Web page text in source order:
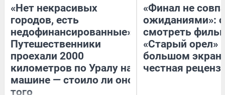
«Нет некрасивых
городов, есть
недофинансированные».
Путешественники
проехали 2000
километров по Уралу на
машине — стоило ли оно
того
«Финал не
ожиданиями»:
смотреть
«Старый орел»
большом
честная